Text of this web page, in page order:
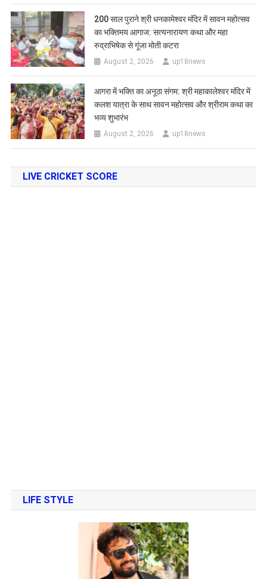
200 साल पुराने श्री धनकामेश्वर मंदिर में सावन महोत्सव
का भक्तिमय आगाज: सत्यनारायण कथा और महा
रुद्राभिषेक से गूंजा मोती कटरा
August 2, 2026 up18news
आगरा में भक्ति का अनूठा संगम: श्री महाकालेश्वर मंदिर में
कलश यात्रा के साथ सावन महोत्सव और श्रीराम कथा का
भव्य शुभारंभ
August 2, 2026 up18news
LIVE CRICKET SCORE
LIFE STYLE